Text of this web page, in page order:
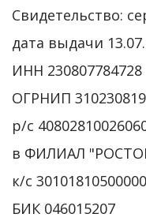
Свидетельство:
дата выдачи
ИНН 230807784728
ОГРНИП
р/с
в ФИЛИАЛ
к/с
БИК 046015207